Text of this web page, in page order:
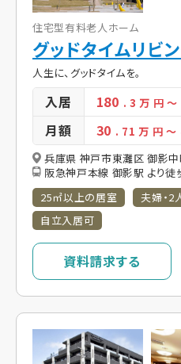
住宅型有料老人ホーム
グッドタイムリビ
人生に、グッドタイムを。
入居 180 . 3万 円～
月額 30 . 71万 円 ～
兵庫県 神戸市東灘区 御影
阪急神戸本線 御影駅 より
25㎡以上の居室
夫婦・2
自立入居可
資料請求する